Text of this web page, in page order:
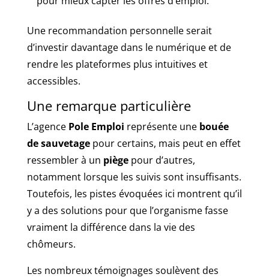
Une recommandation personnelle serait
d’investir davantage dans le numérique et de
rendre les plateformes plus intuitives et
accessibles.
Une remarque particulière
L’agence Pole Emploi représente une bouée
de sauvetagepour certains, mais peut en effet
ressembler à un piègepour d’autres,
notamment lorsque les suivis sont insuffisants.
Toutefois, les pistes évoquées ici montrent qu’il
y a des solutions pour que l’organisme fasse
vraiment la différence dans la vie des
chômeurs.
Les nombreux témoignages soulèvent des